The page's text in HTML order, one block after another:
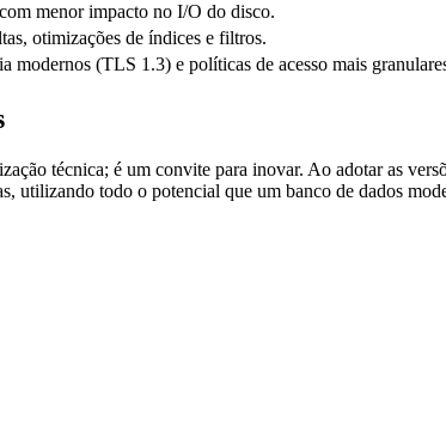
menor impacto no I/O do disco.
otimizações de índices e filtros.
modernos (TLS 1.3) e políticas de acesso mais
técnica; é um convite para inovar. Ao adotar as
utilizando todo o potencial que um banco de dados